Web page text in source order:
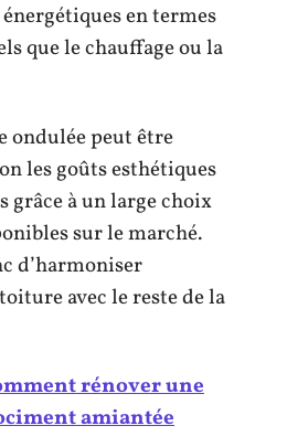
en termes
que le chauffage ou la
ondulée peut être
les goûts esthétiques
grâce à un large choix
sur le marché.
d’harmoniser
avec le reste de la
rénover une
amiantée